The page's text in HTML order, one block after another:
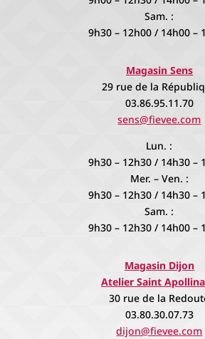
Sam. :
9h30 – 12h00 / 14h00 –
Magasin Sens
29 rue de la
03.86.95.11.70
sens@fievee.com
Lun. :
9h30 – 12h30 / 14h30 –
Mer. – Ven. :
9h30 – 12h30 / 14h30 –
Sam. :
9h30 – 12h30 / 14h00 –
Magasin Dijon
Atelier Saint
30 rue de la
03.80.30.07.73
dijon@fievee.com